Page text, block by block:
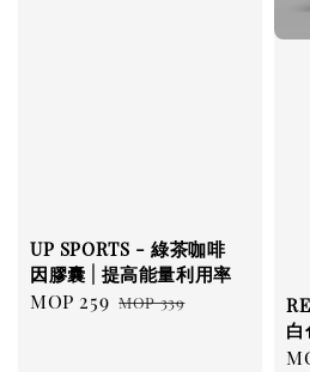
UP SPORTS - 綠茶咖啡
因膠囊 | 提高能量利用率
Sale
MOP 259 Regular
MOP 339
白